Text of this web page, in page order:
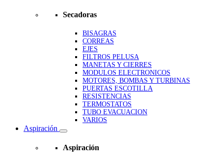
Secadoras
BISAGRAS
CORREAS
EJES
FILTROS PELUSA
MANETAS Y CIERRES
MODULOS ELECTRONICOS
MOTORES, BOMBAS Y TURBINAS
PUERTAS ESCOTILLA
RESISTENCIAS
TERMOSTATOS
TUBO EVACUACION
VARIOS
Aspiración
Aspiración